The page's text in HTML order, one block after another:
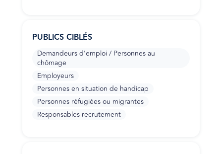
PUBLICS CIBLÉS
Demandeurs d'emploi / Personnes au
chômage
Employeurs
Personnes en situation de handicap
Personnes réfugiées ou migrantes
Responsables recrutement